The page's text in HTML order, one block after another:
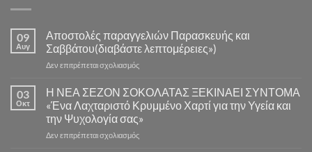
09
Αυγ
Αποστολές παραγγελιών Παρασκευής και
Σαββάτου(διαβάστε λεπτομέρειες»)
Δεν επιτρέπεται σχολιασμόςστο
παραγγελιών
Παρασκευής
και
Σαββάτου(διαβάστε
λεπτομέρειες»)
03
Οκτ
Η ΝΕΑ ΣΕΖΟΝ ΣΟΚΟΛΑΤΑΣ ΞΕΚΙΝΑΕΙ ΣΥΝΤΟΜΑ
«Ένα Λαχταριστό Κρυμμένο Χαρτί για την Υγεία και
την Ψυχολογία σας»
Δεν επιτρέπεται σχολιασμόςστο